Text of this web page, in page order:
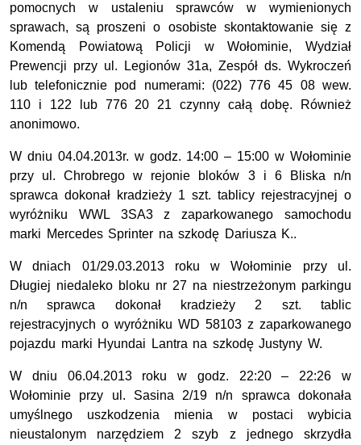
pomocnych w ustaleniu sprawców w wymienionych
sprawach, są proszeni o osobiste skontaktowanie się z
Komendą Powiatową Policji w Wołominie, Wydział
Prewencji przy ul. Legionów 31a, Zespół ds. Wykroczeń
lub telefonicznie pod numerami: (022) 776 45 08 wew.
110 i 122 lub 776 20 21 czynny całą dobę. Również
anonimowo.
W dniu 04.04.2013r. w godz. 14:00 – 15:00 w Wołominie
przy ul. Chrobrego w rejonie bloków 3 i 6 Bliska n/n
sprawca dokonał kradzieży 1 szt. tablicy rejestracyjnej o
wyróżniku WWL 3SA3 z zaparkowanego samochodu
marki Mercedes Sprinter na szkodę Dariusza K..
W dniach 01/29.03.2013 roku w Wołominie przy ul.
Długiej niedaleko bloku nr 27 na niestrzeżonym parkingu
n/n sprawca dokonał kradzieży 2 szt. tablic
rejestracyjnych o wyróżniku WD 58103 z zaparkowanego
pojazdu marki Hyundai Lantra na szkodę Justyny W.
W dniu 06.04.2013 roku w godz. 22:20 – 22:26 w
Wołominie przy ul. Sasina 2/19 n/n sprawca dokonała
umyślnego uszkodzenia mienia w postaci wybicia
nieustalonym narzędziem 2 szyb z jednego skrzydła